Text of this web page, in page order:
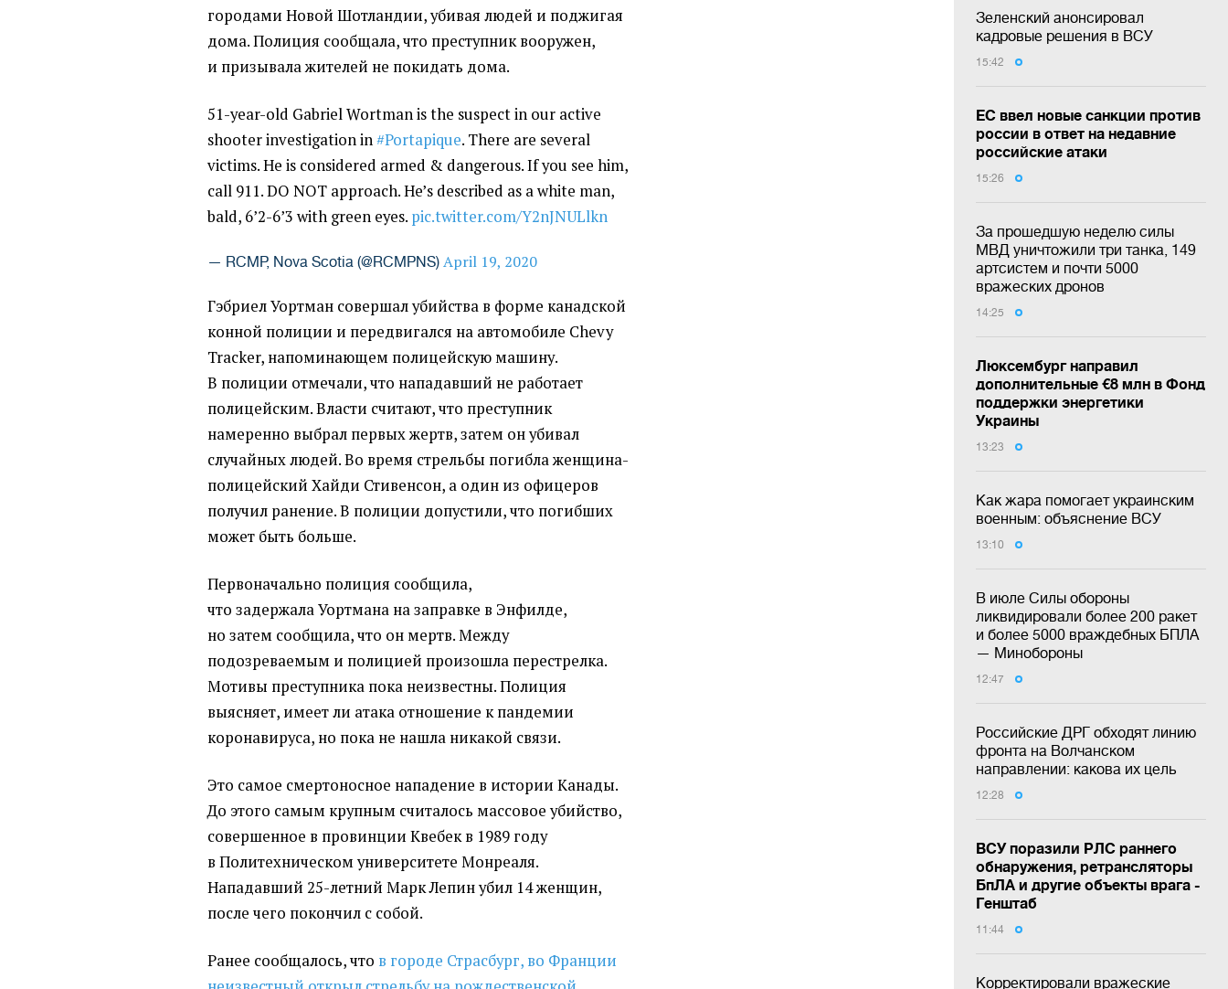
Зеленский анонсировал
кадровые решения в ВСУ
15:42
ЕС ввел новые санкции против
россии в ответ на недавние
российские атаки
15:26
За прошедшую неделю силы
МВД уничтожили три танка, 149
артсистем и почти 5000
вражеских дронов
14:25
Люксембург направил
дополнительные €8 млн в Фонд
поддержки энергетики
Украины
13:23
Как жара помогает украинским
военным: объяснение ВСУ
13:10
В июле Силы обороны
ликвидировали более 200 ракет
и более 5000 враждебных БПЛА
— Минобороны
12:47
Российские ДРГ обходят линию
фронта на Волчанском
направлении: какова их цель
12:28
ВСУ поразили РЛС раннего
обнаружения, ретрансляторы
БпЛА и другие объекты врага -
Генштаб
11:44
Корректировали вражеские
городами Новой Шотландии, убивая людей и поджигая
дома. Полиция сообщала, что преступник вооружен,
и призывала жителей не покидать дома.
51-year-old Gabriel Wortman is the suspect in our active
shooter investigation in#Portapique. There are several
victims. He is considered armed & dangerous. If you see him,
call 911. DO NOT approach. He’s described as a white man,
bald, 6’2-6’3 with green eyes. pic.twitter.com/Y2nJNULlkn
— RCMP, Nova Scotia (@RCMPNS) April 19, 2020
Гэбриел Уортман совершал убийства в форме канадской
конной полиции и передвигался на автомобиле Chevy
Tracker, напоминающем полицейскую машину.
В полиции отмечали, что нападавший не работает
полицейским. Власти считают, что преступник
намеренно выбрал первых жертв, затем он убивал
случайных людей. Во время стрельбы погибла женщина-
полицейский Хайди Стивенсон, а один из офицеров
получил ранение. В полиции допустили, что погибших
может быть больше.
Первоначально полиция сообщила,
что задержала Уортмана на заправке в Энфилде,
но затем сообщила, что он мертв. Между
подозреваемым и полицией произошла перестрелка.
Мотивы преступника пока неизвестны. Полиция
выясняет, имеет ли атака отношение к пандемии
коронавируса, но пока не нашла никакой связи.
Это самое смертоносное нападение в истории Канады.
До этого самым крупным считалось массовое убийство,
совершенное в провинции Квебек в 1989 году
в Политехническом университете Монреаля.
Нападавший 25-летний Марк Лепин убил 14 женщин,
после чего покончил с собой.
Ранее сообщалось, что в городе Страсбург, во Франции